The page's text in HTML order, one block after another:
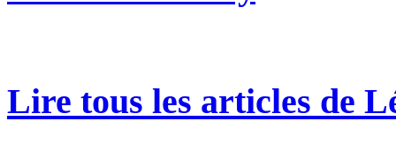
Lire tous les articles de